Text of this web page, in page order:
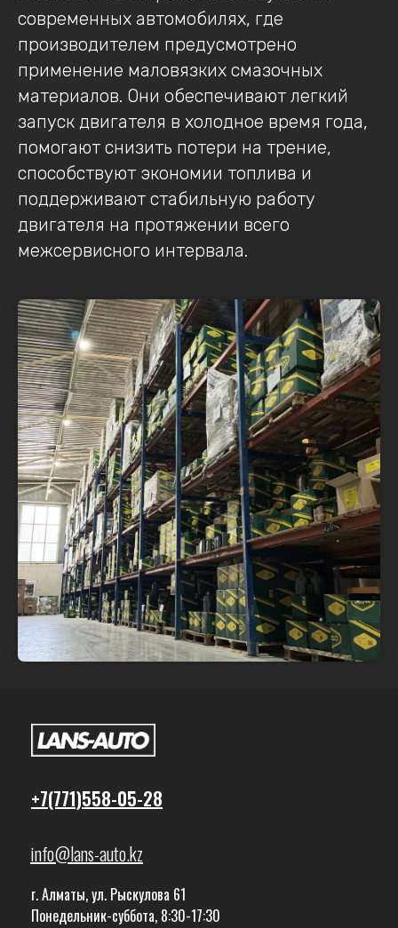
современных автомобилях, где
производителем предусмотрено
применение маловязких смазочных
материалов. Они обеспечивают легкий
запуск двигателя в холодное время года,
помогают снизить потери на трение,
способствуют экономии топлива и
поддерживают стабильную работу
двигателя на протяжении всего
межсервисного интервала.
+7(771)558-05-28
info@lans-auto.kz
г. Алматы, ул. Рыскулова 61
Понедельник-суббота, 8:30-17:30